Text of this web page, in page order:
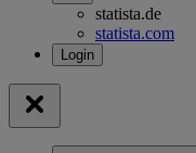
statista.de
statista.com